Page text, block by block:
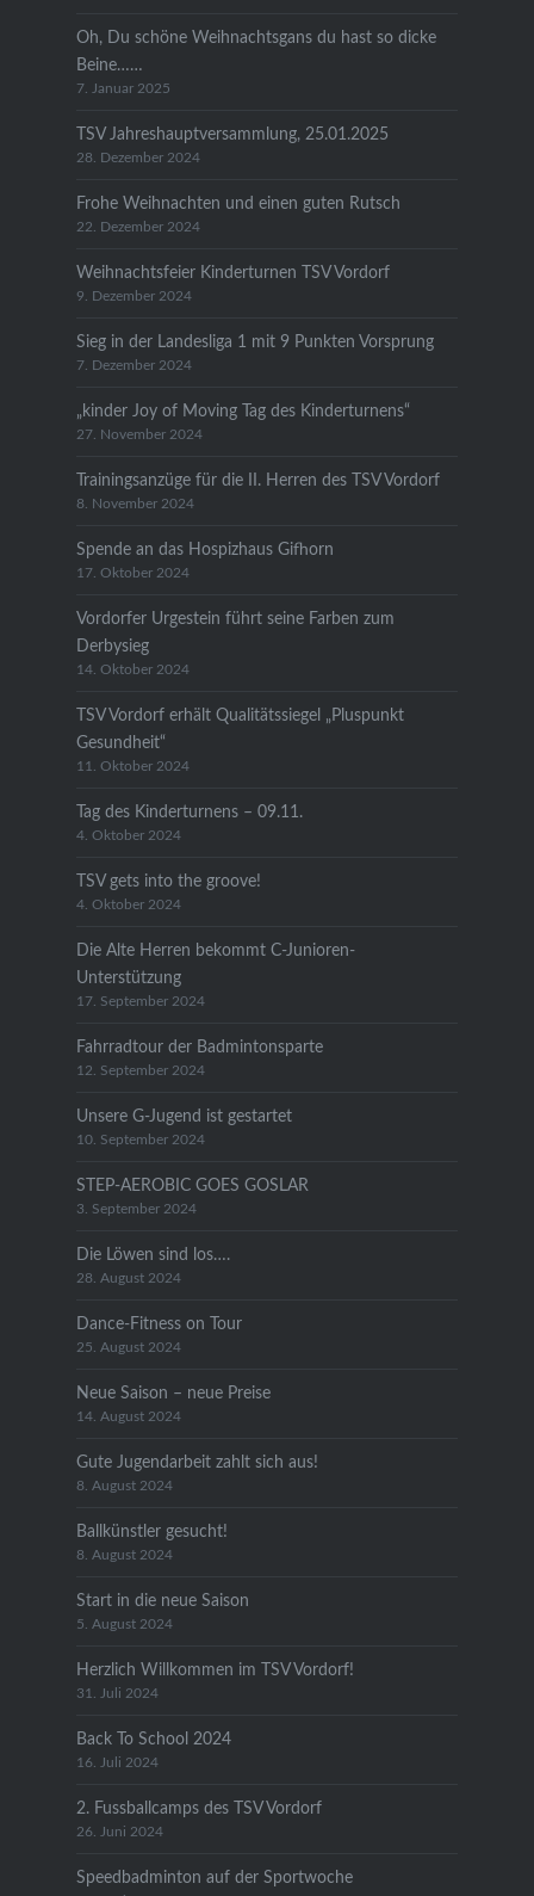
Oh, Du schöne Weihnachtsgans du hast so dicke
Beine……
7. Januar 2025
TSV Jahreshauptversammlung, 25.01.2025
28. Dezember 2024
Frohe Weihnachten und einen guten Rutsch
22. Dezember 2024
Weihnachtsfeier Kinderturnen TSV Vordorf
9. Dezember 2024
Sieg in der Landesliga 1 mit 9 Punkten Vorsprung
7. Dezember 2024
„kinder Joy of Moving Tag des Kinderturnens“
27. November 2024
Trainingsanzüge für die II. Herren des TSV Vordorf
8. November 2024
Spende an das Hospizhaus Gifhorn
17. Oktober 2024
Vordorfer Urgestein führt seine Farben zum
Derbysieg
14. Oktober 2024
TSV Vordorf erhält Qualitätssiegel „Pluspunkt
Gesundheit“
11. Oktober 2024
Tag des Kinderturnens – 09.11.
4. Oktober 2024
TSV gets into the groove!
4. Oktober 2024
Die Alte Herren bekommt C-Junioren-
Unterstützung
17. September 2024
Fahrradtour der Badmintonsparte
12. September 2024
Unsere G-Jugend ist gestartet
10. September 2024
STEP-AEROBIC GOES GOSLAR
3. September 2024
Die Löwen sind los….
28. August 2024
Dance-Fitness on Tour
25. August 2024
Neue Saison – neue Preise
14. August 2024
Gute Jugendarbeit zahlt sich aus!
8. August 2024
Ballkünstler gesucht!
8. August 2024
Start in die neue Saison
5. August 2024
Herzlich Willkommen im TSV Vordorf!
31. Juli 2024
Back To School 2024
16. Juli 2024
2. Fussballcamps des TSV Vordorf
26. Juni 2024
Speedbadminton auf der Sportwoche